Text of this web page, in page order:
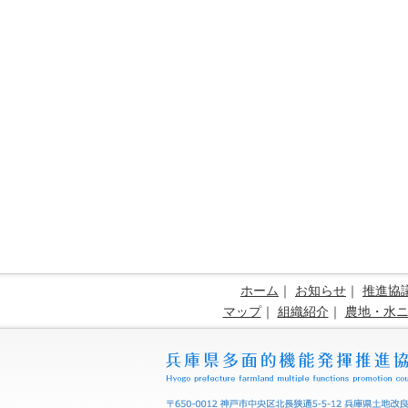
ホーム ｜ お知らせ ｜ 推進協
マップ｜ 組織紹介 ｜ 農地・水